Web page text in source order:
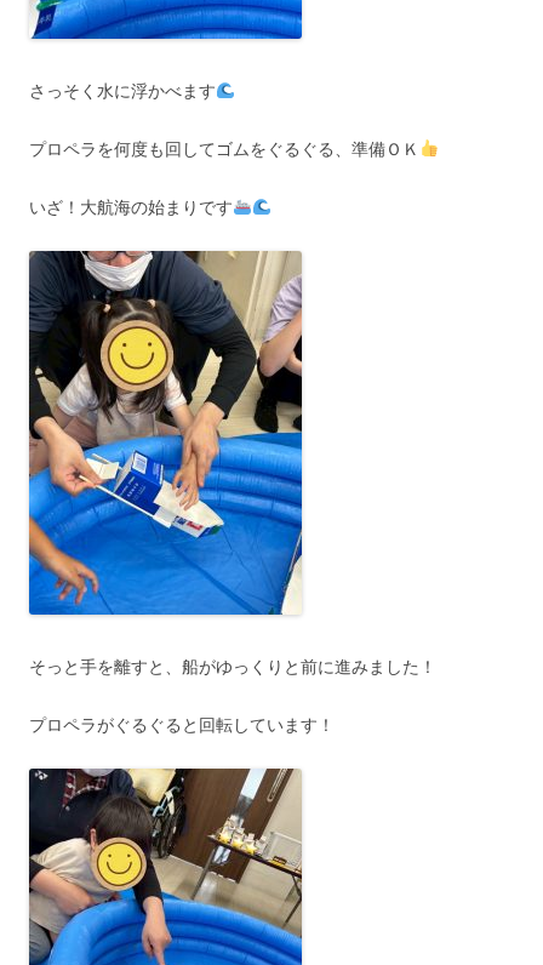
さっそく水に浮かべます
プロペラを何度も回してゴムをぐるぐる、準備ＯＫ
いざ！大航海の始まりです
そっと手を離すと、船がゆっくりと前に進みました！
プロペラがぐるぐると回転しています！